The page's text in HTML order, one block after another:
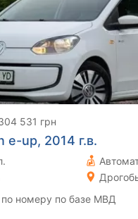
531 грн
e-up, 2014 г.в.
номеру по базе МВД